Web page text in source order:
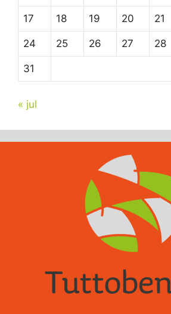
17 18 19 20 21
24 25 26 27 28
31
« jul